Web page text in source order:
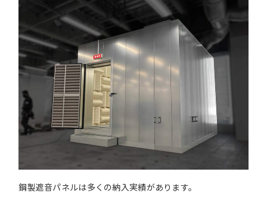
鋼製遮音パネルは多くの納入実績があります。